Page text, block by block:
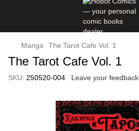
Manga The Tarot Cafe Vol. 1
The Tarot Cafe Vol. 1
SKU: 250520-004 Leave your feedback